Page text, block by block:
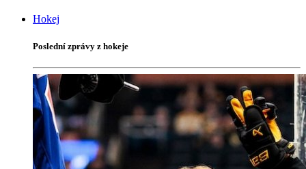
Hokej
Poslední zprávy z hokeje